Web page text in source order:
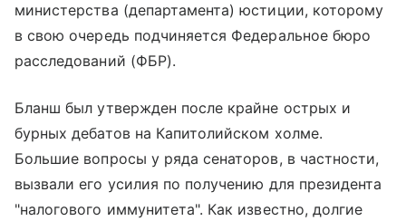
министерства (департамента) юстиции, которому
в свою очередь подчиняется Федеральное бюро
расследований (ФБР).
Бланш был утвержден после крайне острых и
бурных дебатов на Капитолийском холме.
Большие вопросы у ряда сенаторов, в частности,
вызвали его усилия по получению для президента
"налогового иммунитета". Как известно, долгие